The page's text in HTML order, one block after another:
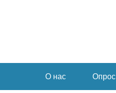
району
О нас
Опрос